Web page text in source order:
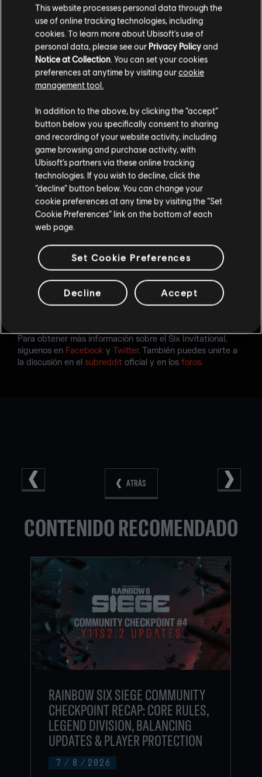
ATRÁS
Lil_Lexi667
ShortyyGuy
Punjistick
LolRenaynay
EdeMonster
xSmaK
Serenity17
¿DÓNDE PUEDES VERLO?
Del 3 al 5 de febrero todo gira en torno a la acción
Rainbow Six: Siege, la mejor competición y la información
sobre el futuro del juego, incluyendo el próximo contenido
Operation Velvet Shell. Si no puedes estar con nosotros en
Montreal en persona, puedes seguir todo el evento en el
canal oficial Twitch.
La retransmisión del Six Invitational no será solo en
English; también se podrá seguir el evento en: francés
Para obtener más información sobre el Six Invitational,
síguenos en Facebook y Twitter. También puedes unirte a
la discusión en el subreddit oficial y en los foros.
CONTENIDO RECOMENDADO
7 / 8 / 2026
RAINBOW SIX SIEGE COMMUNITY
CHECKPOINT RECAP: CORE RULES,
LEGEND DIVISION, BALANCING
UPDATES & PLAYER PROTECTION
This website processes personal data through the
use of online tracking technologies, including
cookies. To learn more about Ubisoft's use of
personal data, please see our Privacy Policyand
Notice at Collection. You can set your cookies
preferences at anytime by visiting ourcookie
management tool.
In addition to the above, by clicking the “accept”
button below you specifically consent to sharing
and recording of your website activity, including
game browsing and purchase activity, with
Ubisoft’s partners via these online tracking
technologies. If you wish to decline, click the
“decline” button below. You can change your
cookie preferences at any time by visiting the “Set
Cookie Preferences” link on the bottom of each
web page.
Set Cookie Preferences
Decline Accept